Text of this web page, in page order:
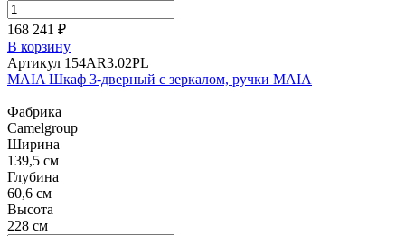
168 241 ₽
В корзину
Артикул 154AR3.02PL
MAIA Шкаф 3-дверный с зеркалом, ручки MAIA
Фабрика
Camelgroup
Ширина
139,5 см
Глубина
60,6 см
Высота
228 см